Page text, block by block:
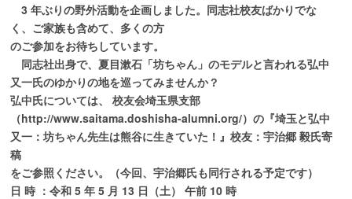
3 年ぶりの野外活動を企画しました。同志社校友ばかりでな
く、ご家族も含めて、多くの方
のご参加をお待ちしています。
同志社出身で、夏目漱石「坊ちゃん」のモデルと言われる弘中
又一氏のゆかりの地を巡ってみませんか？
弘中氏については、 校友会埼玉県支部
（http://www.saitama.doshisha-alumni.org/）の 『埼玉と弘中
又一：坊ちゃん先生は熊谷に生きていた！』校友：宇治郷 毅氏寄
稿
をご参照ください。（今回、宇治郷氏も同行される予定です）
日 時 ：令和 5 年 5 月 13 日（土） 午前 10 時